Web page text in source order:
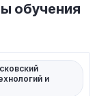
обучения
и